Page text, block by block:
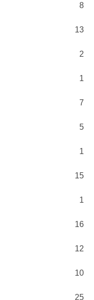
8
13
2
1
7
5
1
15
1
16
12
10
25